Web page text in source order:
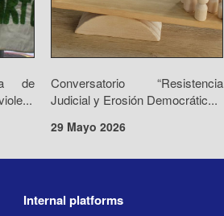
de
Conversatorio “Resistencia
Judicial y Erosión Democrátic...
29 Mayo 2026
Internal platforms